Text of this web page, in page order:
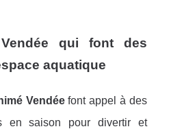
qui font des
aquatique
Vendéefont appel à des
en saison pour divertir et